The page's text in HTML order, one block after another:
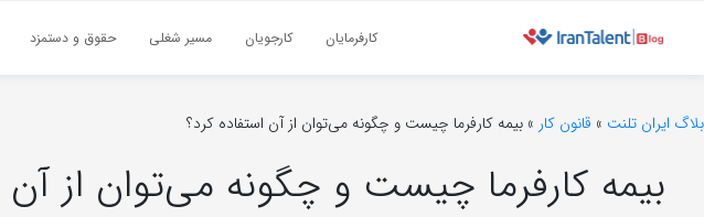
کارفرمایان کارجویان مسیر شغلی حقوق و دستمزد
بلاگ ایران تلنت » قانون کار » بیمه کارفرما چیست و چگونه می‌توان از آن استفاده کرد؟
بیمه کارفرما چیست و چگونه می‌توان از آن